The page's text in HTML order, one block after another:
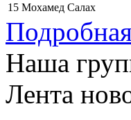
15 Мохамед Салах
Наша
Лента